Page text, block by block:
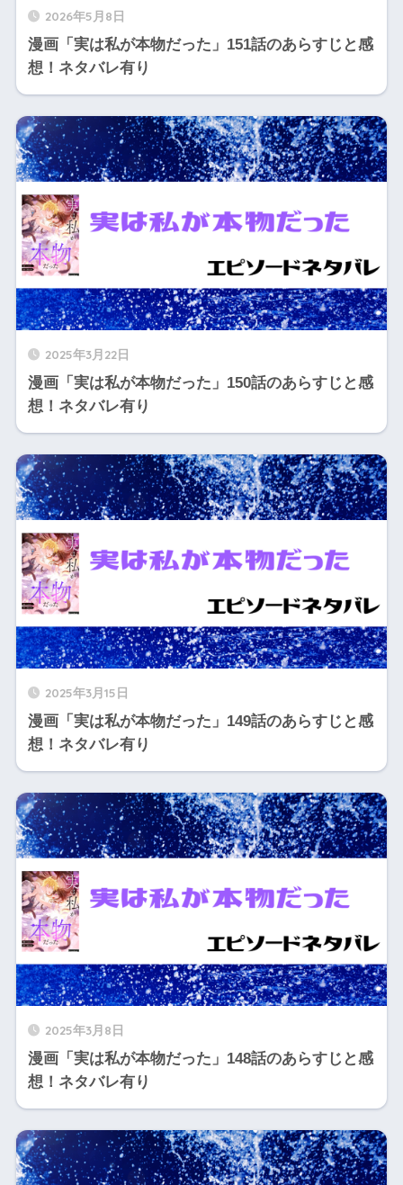
2026年5月8日
漫画「実は私が本物だった」151話のあらすじと感
想！ネタバレ有り
2025年3月22日
漫画「実は私が本物だった」150話のあらすじと感
想！ネタバレ有り
2025年3月15日
漫画「実は私が本物だった」149話のあらすじと感
想！ネタバレ有り
2025年3月8日
漫画「実は私が本物だった」148話のあらすじと感
想！ネタバレ有り